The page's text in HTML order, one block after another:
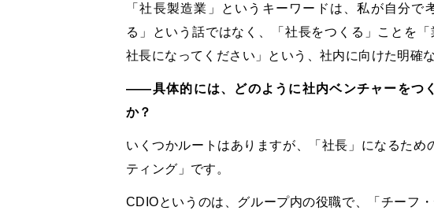
「社長製造業」というキーワードは、私が自分
る」という話ではなく、「社長をつくる」ことを
社長になってください」という、社内に向けた明確
――具体的には、どのように社内ベンチャーをつ
か？
いくつかルートはありますが、「社長」になるた
ティング」です。
CDIOというのは、グループ内の役職で、「チーフ